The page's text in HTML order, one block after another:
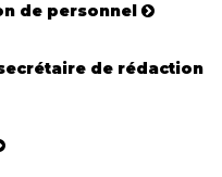
de personnel
de rédaction